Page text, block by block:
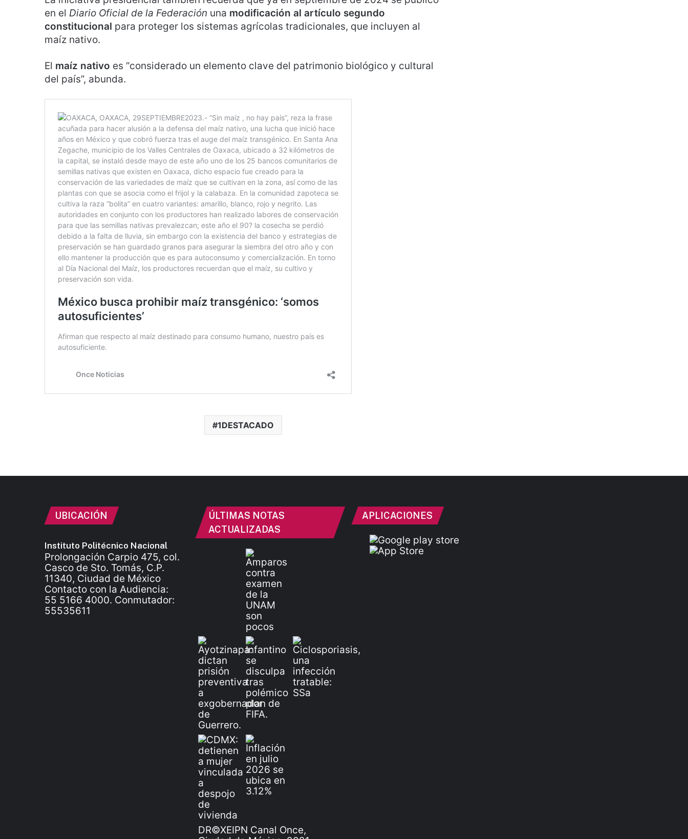
en el Diario Oficial de la Federación una modificación al artículo segundo
constitucional para proteger los sistemas agrícolas tradicionales, que incluyen al
maíz nativo.
El maíz nativo es “considerado un elemento clave del patrimonio biológico y cultural
del país”, abunda.
1DESTACADO
UBICACIÓN
Instituto Politécnico Nacional
Prolongación Carpio 475, col.
Casco de Sto. Tomás, C.P.
11340, Ciudad de México
Contacto con la Audiencia:
55 5166 4000. Conmutador:
55535611
ÚLTIMAS NOTAS
ACTUALIZADAS
DR©XEIPN Canal Once,
APLICACIONES